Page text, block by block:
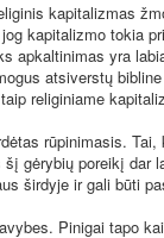
kapitalizmas
kapitalizmo tokia
apkaltinimas yra
atsiverstų
religiniame
rūpinimasis. Tai,
gėrybių poreikį
širdyje ir gali būti
Pinigai tapo